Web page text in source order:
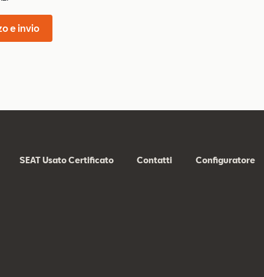
e invio
SEAT Usato Certificato Contatti Configuratore